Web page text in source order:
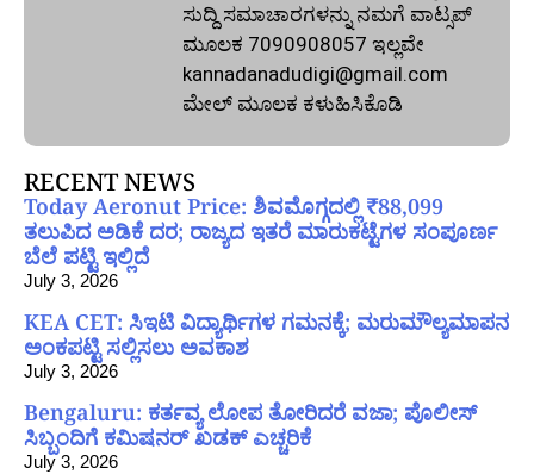
ಸುದ್ದಿ ಸಮಾಚಾರಗಳನ್ನು ನಮಗೆ ವಾಟ್ಸಪ್‌
ಮೂಲಕ 7090908057 ಇಲ್ಲವೇ
kannadanadudigi@gmail.com
ಮೇಲ್‌ ಮೂಲಕ ಕಳುಹಿಸಿಕೊಡಿ
RECENT NEWS
Today Aeronut Price: ಶಿವಮೊಗ್ಗದಲ್ಲಿ ₹88,099
ತಲುಪಿದ ಅಡಿಕೆ ದರ; ರಾಜ್ಯದ ಇತರೆ ಮಾರುಕಟ್ಟೆಗಳ ಸಂಪೂರ್ಣ
ಬೆಲೆ ಪಟ್ಟಿ ಇಲ್ಲಿದೆ
July 3, 2026
KEA CET: ಸಿಇಟಿ ವಿದ್ಯಾರ್ಥಿಗಳ ಗಮನಕ್ಕೆ; ಮರುಮೌಲ್ಯಮಾಪನ
ಅಂಕಪಟ್ಟಿ ಸಲ್ಲಿಸಲು ಅವಕಾಶ
July 3, 2026
Bengaluru: ಕರ್ತವ್ಯ ಲೋಪ ತೋರಿದರೆ ವಜಾ; ಪೊಲೀಸ್
ಸಿಬ್ಬಂದಿಗೆ ಕಮಿಷನರ್ ಖಡಕ್ ಎಚ್ಚರಿಕೆ
July 3, 2026